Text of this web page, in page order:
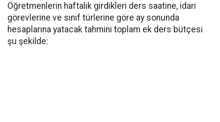
Öğretmenlerin haftalık girdikleri ders saatine, idari
görevlerine ve sınıf türlerine göre ay sonunda
hesaplarına yatacak tahmini toplam ek ders bütçesi
şu şekilde: